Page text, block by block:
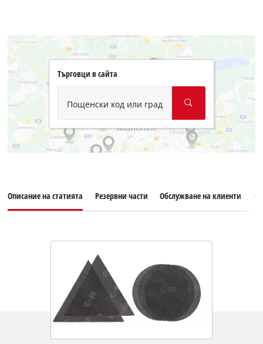
Търговци в сайта
Пощенски код или град
Описание на статията Резервни части Обслужване на клиенти